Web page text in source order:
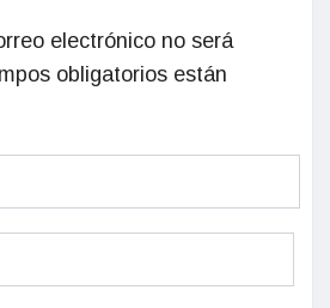
electrónico no será
obligatorios están